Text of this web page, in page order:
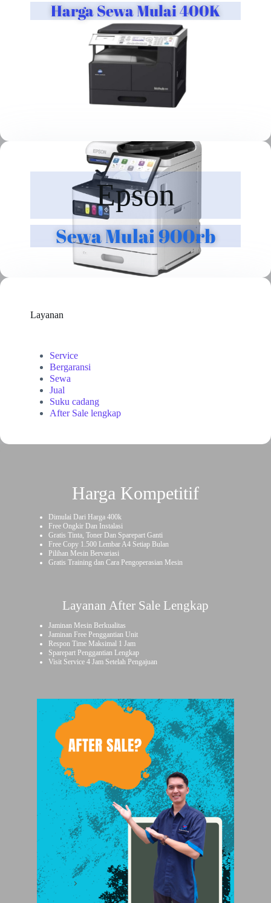
Harga Sewa Mulai 400K
Epson
Sewa Mulai 900rb
Layanan
Service
Bergaransi
Sewa
Jual
Suku cadang
After Sale lengkap
Harga Kompetitif
Dimulai Dari Harga 400k
Free Ongkir Dan Instalasi
Gratis Tinta, Toner Dan Sparepart Ganti
Free Copy 1.500 Lembar A4 Setiap Bulan
Pilihan Mesin Bervariasi
Gratis Training dan Cara Pengoperasian Mesin
Layanan After Sale Lengkap
Jaminan Mesin Berkualitas
Jaminan Free Penggantian Unit
Respon Time Maksimal 1 Jam
Sparepart Penggantian Lengkap
Visit Service 4 Jam Setelah Pengajuan